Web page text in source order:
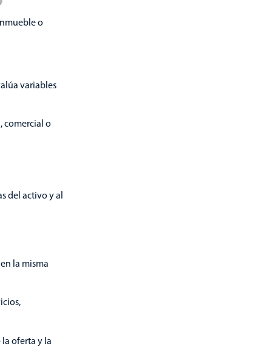
o
variables
comercial o
del activo y al
la misma
oferta y la